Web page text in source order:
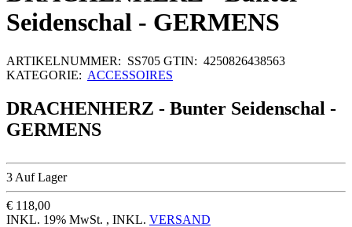
Seidenschal - GERMENS
ARTIKELNUMMER: SS705 GTIN: 4250826438563
KATEGORIE: ACCESSOIRES
DRACHENHERZ - Bunter Seidenschal -
GERMENS
3 Auf Lager
€ 118,00
INKL. 19% MwSt. , INKL. VERSAND